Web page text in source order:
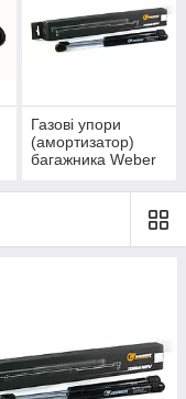
Газові упори
(амортизатор)
багажника Weber